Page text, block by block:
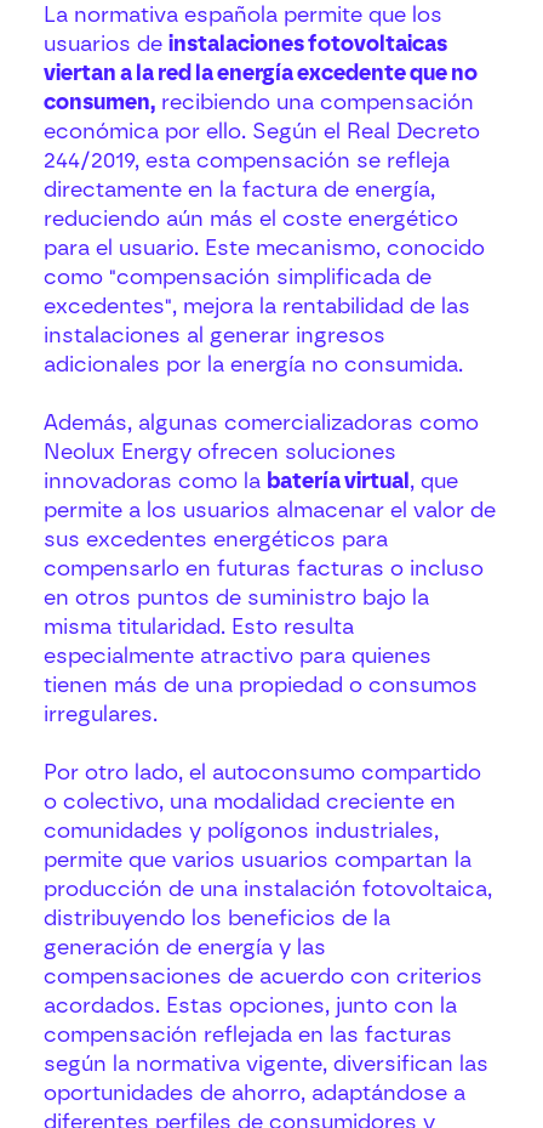
La normativa española permite que los
usuarios de instalaciones fotovoltaicas
viertan a la red la energía excedente que no
consumen, recibiendo una compensación
económica por ello. Según el Real Decreto
244/2019, esta compensación se refleja
directamente en la factura de energía,
reduciendo aún más el coste energético
para el usuario. Este mecanismo, conocido
como "compensación simplificada de
excedentes", mejora la rentabilidad de las
instalaciones al generar ingresos
adicionales por la energía no consumida.
Además, algunas comercializadoras como
Neolux Energy ofrecen soluciones
innovadoras como la batería virtual, que
permite a los usuarios almacenar el valor de
sus excedentes energéticos para
compensarlo en futuras facturas o incluso
en otros puntos de suministro bajo la
misma titularidad. Esto resulta
especialmente atractivo para quienes
tienen más de una propiedad o consumos
irregulares.
Por otro lado, el autoconsumo compartido
o colectivo, una modalidad creciente en
comunidades y polígonos industriales,
permite que varios usuarios compartan la
producción de una instalación fotovoltaica,
distribuyendo los beneficios de la
generación de energía y las
compensaciones de acuerdo con criterios
acordados. Estas opciones, junto con la
compensación reflejada en las facturas
según la normativa vigente, diversifican las
oportunidades de ahorro, adaptándose a
diferentes perfiles de consumidores y